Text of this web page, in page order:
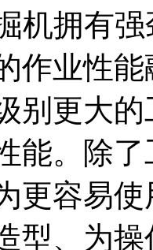
机拥有
作业性
别更大
能。除
更容易
型、为